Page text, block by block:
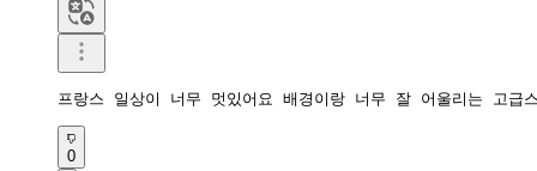
프랑스 일상이 너무 멋있어요 배경이랑 너무 잘 어울리는 고급
0